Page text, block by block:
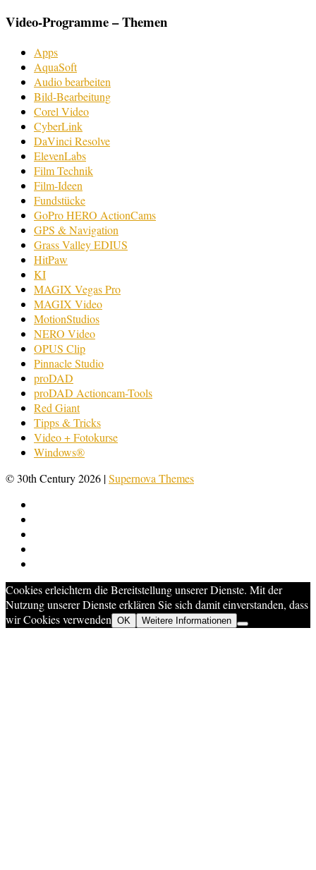
Video-Programme – Themen
Apps
AquaSoft
Audio bearbeiten
Bild-Bearbeitung
Corel Video
CyberLink
DaVinci Resolve
ElevenLabs
Film Technik
Film-Ideen
Fundstücke
GoPro HERO ActionCams
GPS & Navigation
Grass Valley EDIUS
HitPaw
KI
MAGIX Vegas Pro
MAGIX Video
MotionStudios
NERO Video
OPUS Clip
Pinnacle Studio
proDAD
proDAD Actioncam-Tools
Red Giant
Tipps & Tricks
Video + Fotokurse
Windows®
© 30th Century 2026 |Supernova Themes
Cookies erleichtern die Bereitstellung unserer Dienste. Mit der
Nutzung unserer Dienste erklären Sie sich damit einverstanden, dass
wir Cookies verwenden OK Weitere Informationen